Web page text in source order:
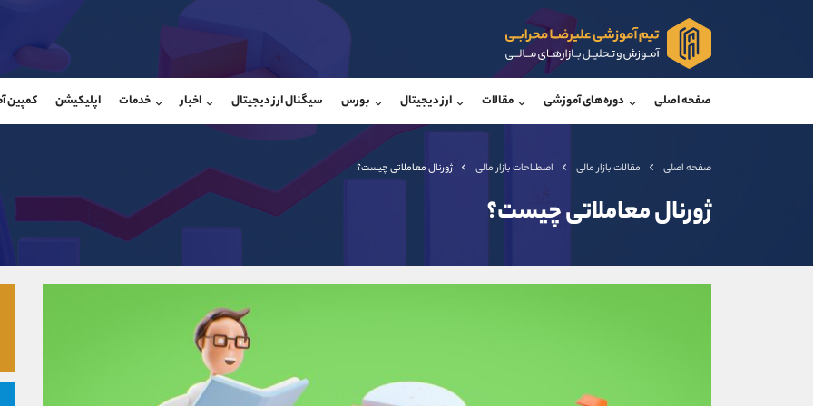
صفحه اصلی دوره‌های آموزشی مقالات ارز دیجیتال بورس سیگنال ارز دیجیتال اخبار خدمات اپلیکیشن کمپین
صفحه اصلی مقالات بازار مالی اصطلاحات بازار مالی ژورنال معاملاتی چیست؟
ژورنال معاملاتی چیست؟
@Armteam_admin_33
واتساپ شروع گفتگو
@Armteam_admin_por
107 داخلی
تلفن